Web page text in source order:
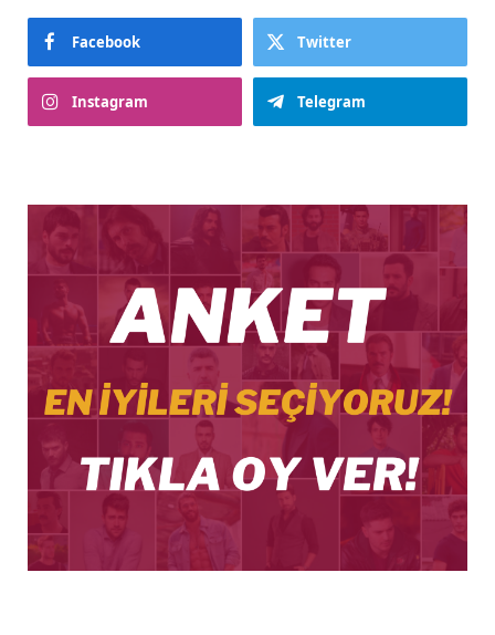
Facebook Twitter
Instagram Telegram